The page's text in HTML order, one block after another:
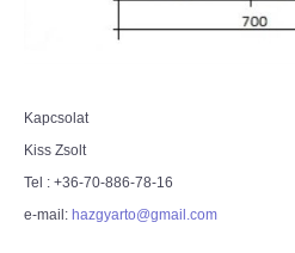
Kapcsolat
Kiss Zsolt
Tel : +36-70-886-78-16
e-mail: hazgyarto@gmail.com